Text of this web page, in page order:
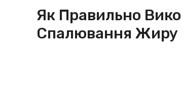
Як Правильно
Спалювання Жиру